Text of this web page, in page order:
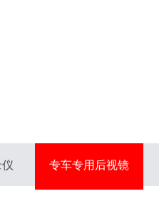
专车专用后视镜